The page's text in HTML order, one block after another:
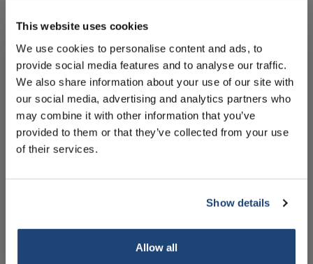
This website uses cookies
We use cookies to personalise content and ads, to
provide social media features and to analyse our traffic.
We also share information about your use of our site with
our social media, advertising and analytics partners who
may combine it with other information that you’ve
provided to them or that they’ve collected from your use
of their services.
Show details
Allow all
Staffelkorting
Buy 2 and save 5%
Información
Handleiding
Especificaciones técnicas
5% off for your next order
Sign up for our newsletter to stay informed about
our new products, and receive a 10% discount on
your next purchase for all chemical products from
our own brand 😀
Your discount applies to orders above €50,00